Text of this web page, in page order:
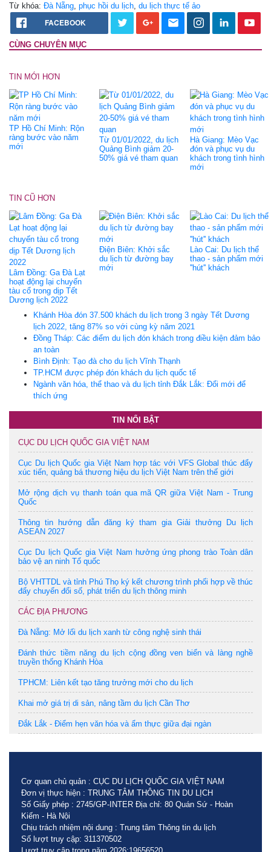
Từ khóa: Đà Nẵng phục hồi du lịch du lịch thực tế ảo
FACEBOOK
CÙNG CHUYÊN MỤC
TIN MỚI HƠN
TP Hồ Chí Minh: Rộn
ràng bước vào năm
mới
Từ 01/01/2022, du lịch
Quảng Bình giảm 20-
50% giá vé tham quan
Hà Giang: Mèo Vạc
đón và phục vụ du
khách trong tình hình
mới
TIN CŨ HƠN
Lâm Đồng: Ga Đà Lạt
hoạt động lại chuyến
tàu cổ trong dịp Tết
Dương lịch 2022
Điện Biên: Khởi sắc
du lịch từ đường bay
mới
Lào Cai: Du lịch thể
thao - sản phẩm mới
''hút'' khách
Khánh Hòa đón 37.500 khách du lịch trong 3 ngày Tết Dương
lịch 2022, tăng 87% so với cùng kỳ năm 2021
Đồng Tháp: Các điểm du lịch đón khách trong điều kiện đảm bảo
an toàn
Bình Định: Tạo đà cho du lịch Vĩnh Thạnh
TP.HCM được phép đón khách du lịch quốc tế
Ngành văn hóa, thể thao và du lịch tỉnh Đắk Lắk: Đổi mới để
thích ứng
TIN NỔI BẬT
CỤC DU LỊCH QUỐC GIA VIỆT NAM
Cục Du lịch Quốc gia Việt Nam hợp tác với VFS Global thúc đẩy
xúc tiến, quảng bá thương hiệu du lịch Việt Nam trên thế giới
Mở rộng dịch vụ thanh toán qua mã QR giữa Việt Nam - Trung
Quốc
Thông tin hướng dẫn đăng ký tham gia Giải thưởng Du lịch
ASEAN 2027
Cục Du lịch Quốc gia Việt Nam hưởng ứng phong trào Toàn dân
bảo vệ an ninh Tổ quốc
Bộ VHTTDL và tỉnh Phú Thọ ký kết chương trình phối hợp về thúc
đẩy chuyển đổi số, phát triển du lịch thông minh
CÁC ĐỊA PHƯƠNG
Đà Nẵng: Mở lối du lịch xanh từ công nghệ sinh thái
Đánh thức tiềm năng du lịch cộng đồng ven biển và làng nghề
truyền thống Khánh Hòa
TPHCM: Liên kết tạo tăng trưởng mới cho du lịch
Khai mở giá trị di sản, nâng tầm du lịch Cần Thơ
Đắk Lắk - Điểm hẹn văn hóa và ẩm thực giữa đại ngàn
Cơ quan chủ quản : CỤC DU LỊCH QUỐC GIA VIỆT NAM
Đơn vị thực hiện : TRUNG TÂM THÔNG TIN DU LỊCH
Số Giấy phép : 2745/GP-INTER Địa chỉ: 80 Quán Sứ - Hoàn
Kiếm - Hà Nội
Chịu trách nhiệm nội dung : Trung tâm Thông tin du lịch
Số lượt truy cập: 311370502